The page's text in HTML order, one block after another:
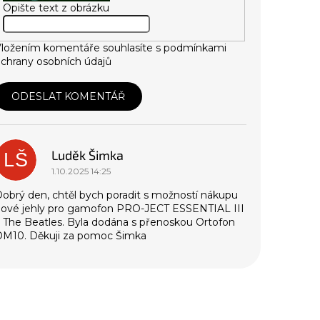
Opište text z obrázku
komentáře souhlasíte spodmínkami
osobních údajů
ODESLAT KOMENTÁŘ
p
LŠ Luděk Šimka
1.10.2025 14:25
den, chtěl bych poradit s možností nákupu
jehly pro gamofon PRO-JECT ESSENTIAL III
The Beatles. Byla dodána s přenoskou Ortofon
Děkuji za pomoc Šimka